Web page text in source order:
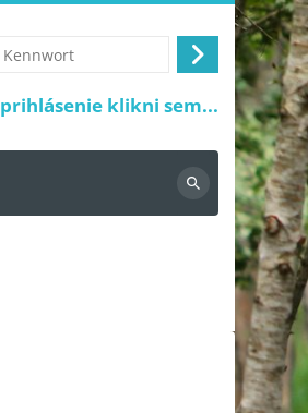
Anmelden
klikni sem...
Suchen